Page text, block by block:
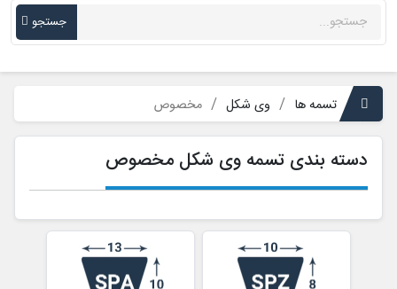
جستجو
تسمه ها وی شکل مخصوص
دسته بندی تسمه وی شکل مخصوص